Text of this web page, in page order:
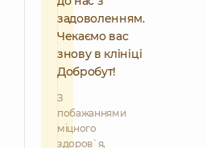
задоволенням.
Чекаємо вас
знову в клініці
Добробут!
З
побажаннями
міцного
здоров`я,